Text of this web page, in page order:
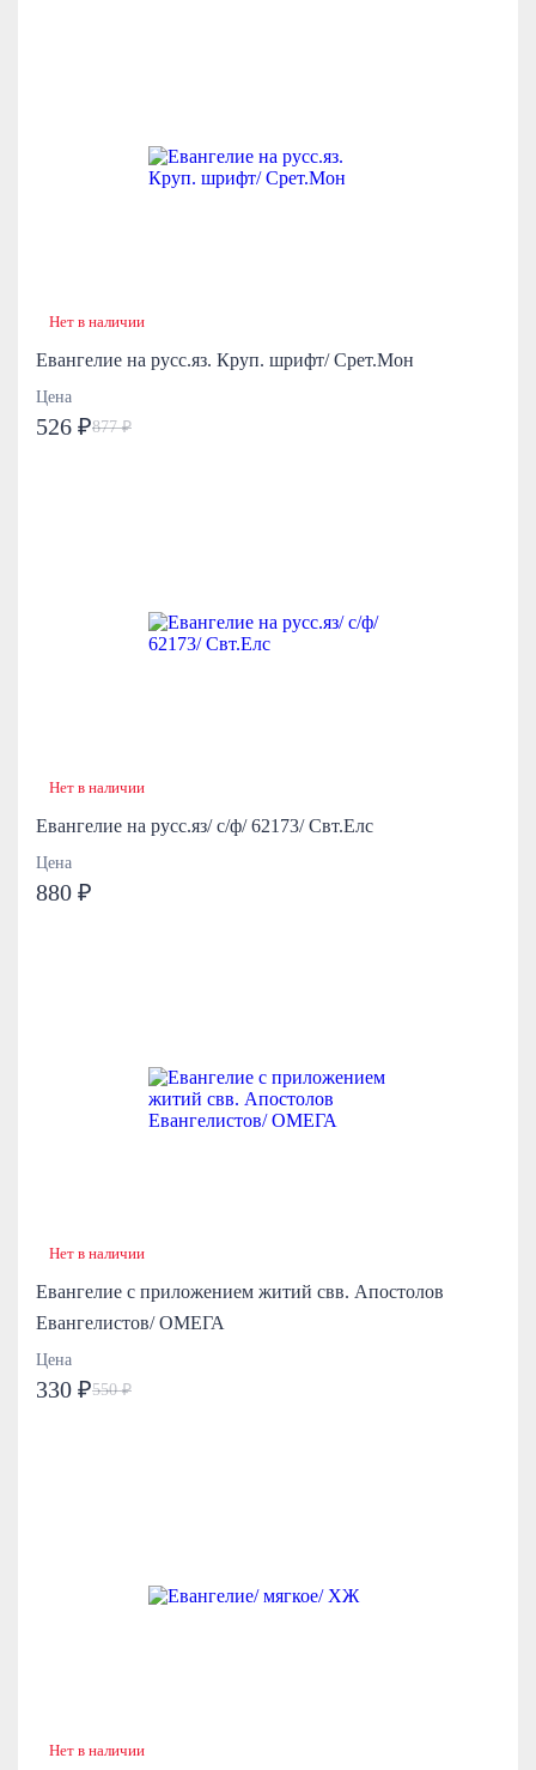
Нет в наличии
Евангелие на русс.яз. Круп. шрифт/ Срет.Мон
Цена
526 ₽877 ₽
Нет в наличии
Евангелие на русс.яз/ с/ф/ 62173/ Свт.Елс
Цена
880 ₽
Нет в наличии
Евангелие с приложением житий свв. Апостолов
Евангелистов/ ОМЕГА
Цена
330 ₽550 ₽
Нет в наличии